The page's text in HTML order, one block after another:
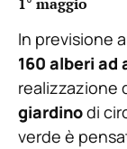
1° maggio
In previsione
160 alberi ad
realizzazione
giardinodi
verde è